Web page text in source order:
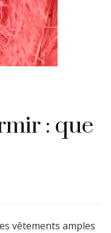
: que
vêtements amples